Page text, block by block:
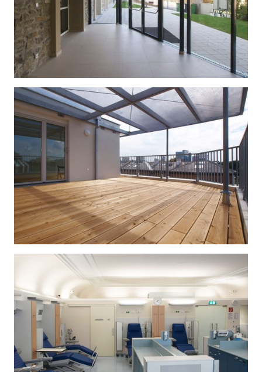
PFARRZENTRUM
| Wien 13
MEHRFAMILIENHAUS
| Wien 12